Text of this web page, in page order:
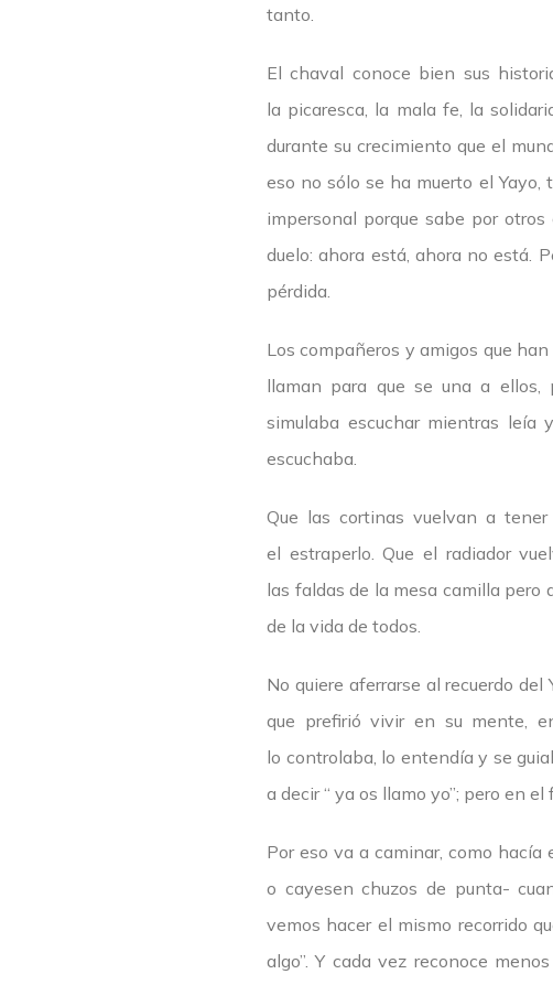
tanto.
El chaval conoce bien sus
la picaresca, la mala fe, la
durante su crecimiento que el
eso no sólo se ha muerto el Yayo,
impersonal porque sabe por
duelo: ahora está, ahora no está.
pérdida.
Los compañeros y amigos que
llaman para que se una a
simulaba escuchar mientras
escuchaba.
Que las cortinas vuelvan a
el estraperlo. Que el radiador
las faldas de la mesa camilla pero
de la vida de todos.
No quiere aferrarse al recuerdo
que prefirió vivir en su mente,
lo controlaba, lo entendía y se
a decir “ ya os llamo yo”; pero en
Por eso va a caminar, como
o cayesen chuzos de punta-
vemos hacer el mismo recorrido
algo”. Y cada vez reconoce